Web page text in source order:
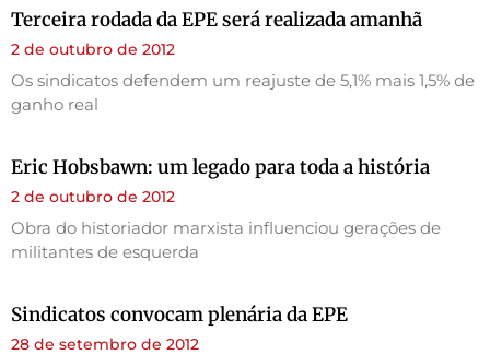
Terceira rodada da EPE será realizada amanhã
2 de outubro de 2012
Os sindicatos defendem um reajuste de 5,1% mais 1,5% de
ganho real
Eric Hobsbawn: um legado para toda a história
2 de outubro de 2012
Obra do historiador marxista influenciou gerações de
militantes de esquerda
Sindicatos convocam plenária da EPE
28 de setembro de 2012